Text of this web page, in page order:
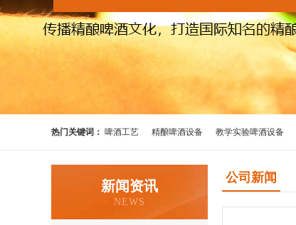
热门关键词： 啤酒工艺 精酿啤酒设备 教学实验啤酒设备
新闻资讯
NEWS
公司新闻